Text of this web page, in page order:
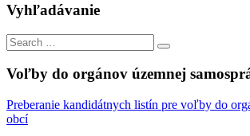
Vyhľadávanie
Search
for:
Search
Voľby do orgánov územnej
Preberanie kandidátnych listín pre voľby do
obcí